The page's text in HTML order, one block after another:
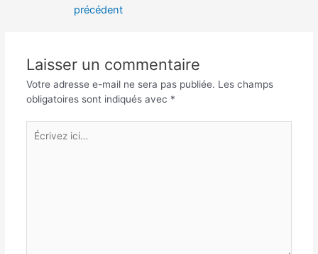
précédent
Laisser un commentaire
Votre adresse e-mail ne sera pas publiée. Les champs
obligatoires sont indiqués avec *
Écrivez
ici…